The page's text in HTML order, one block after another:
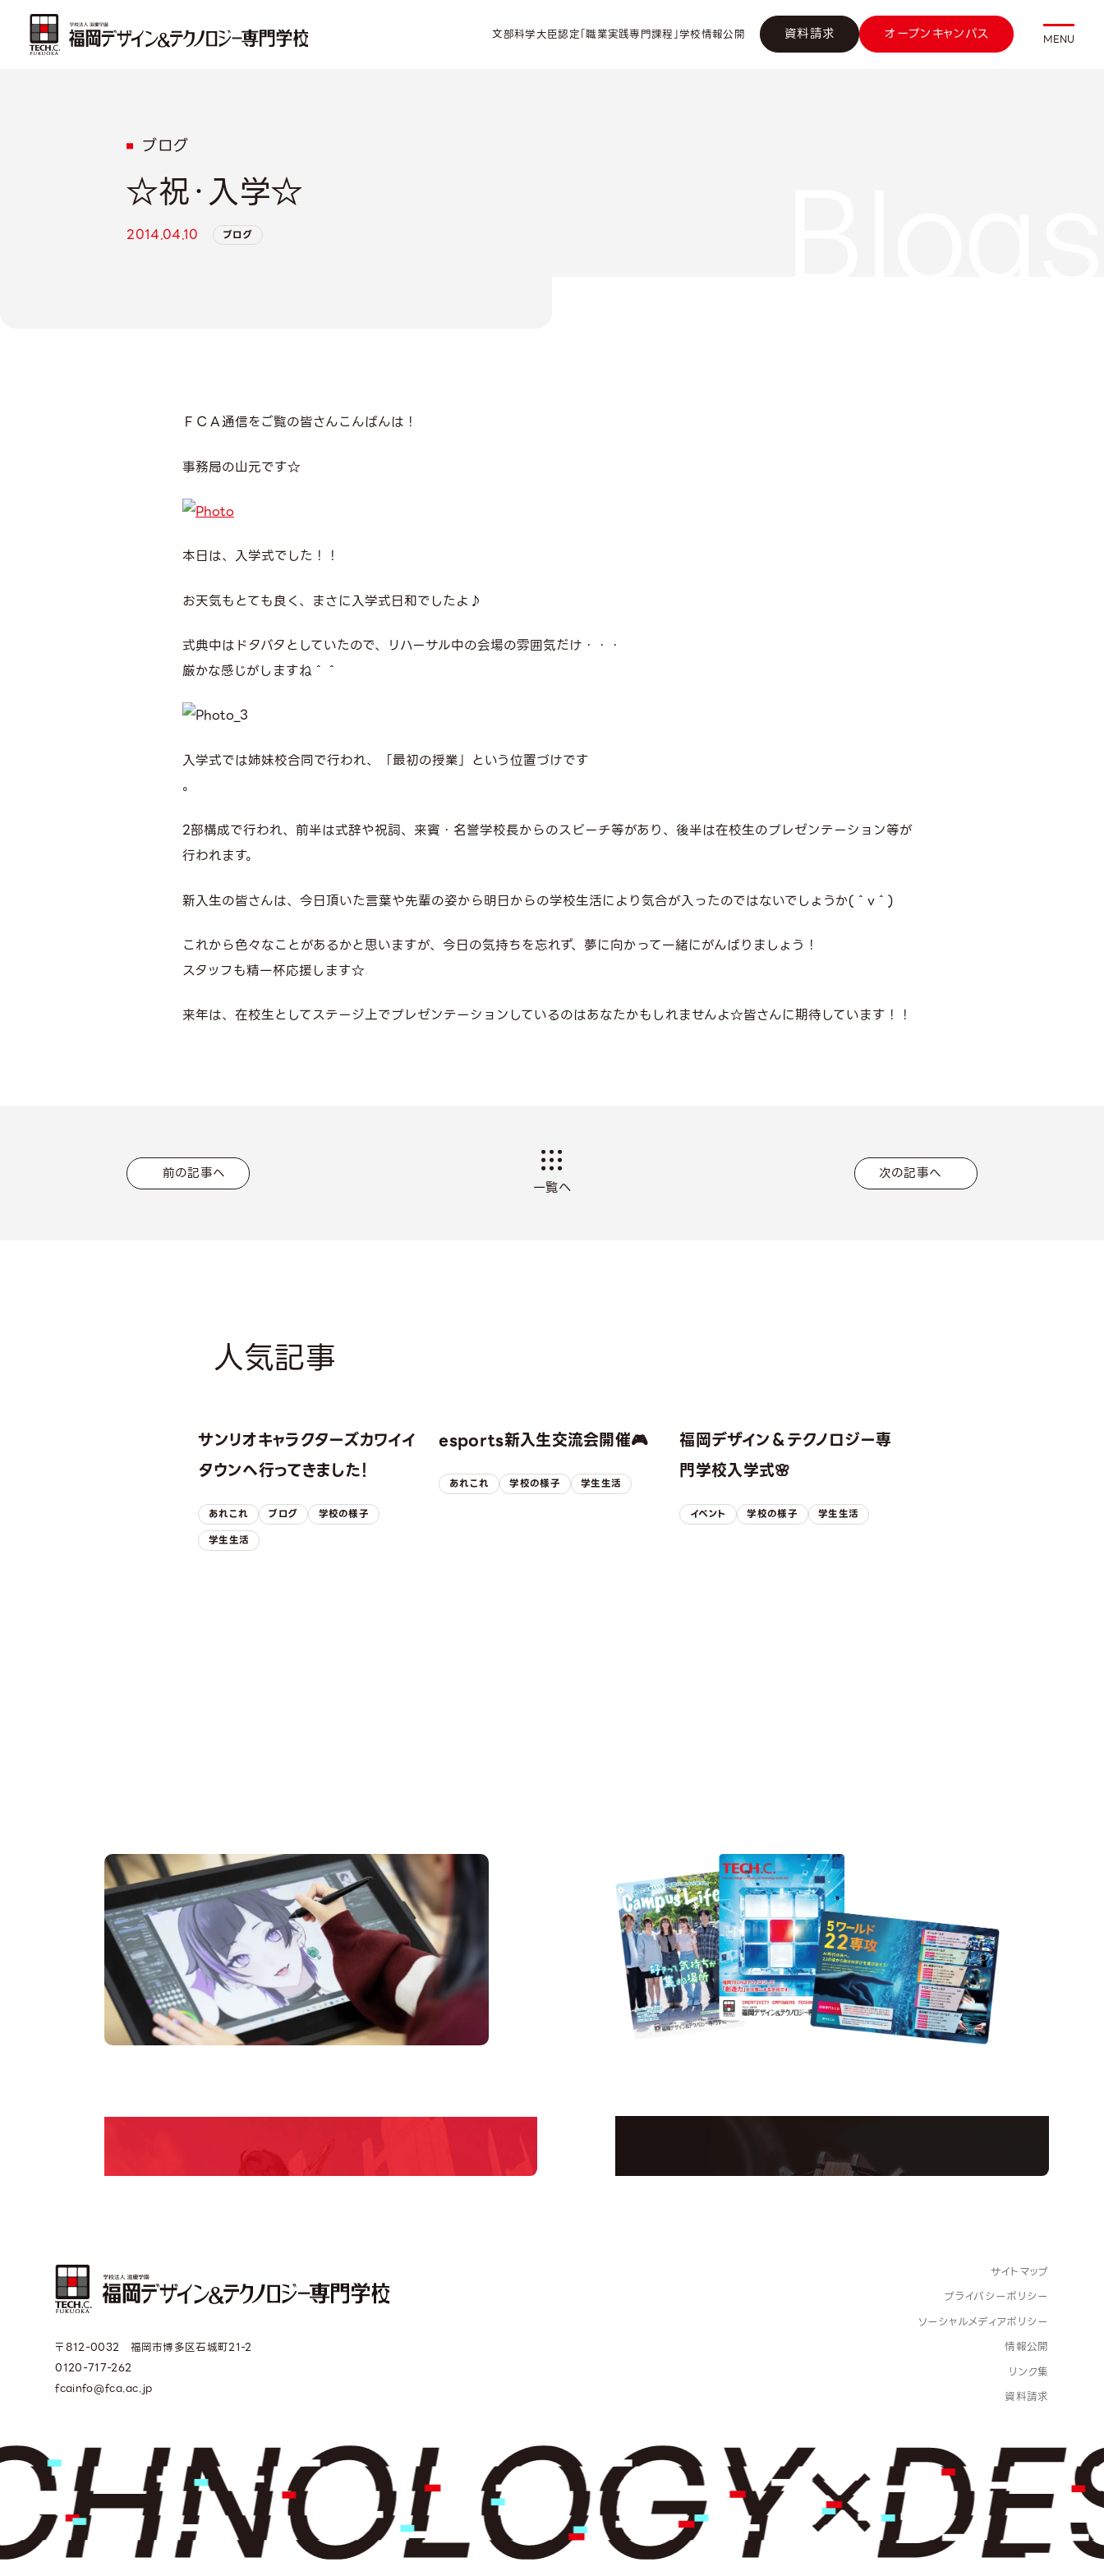
文部科学大臣認定「職業実践専門課程」学校情報公開 資料請求 オープンキャンパス MENU
ブログ
☆祝・入学☆
2014.04.10 ブログ
ＦＣＡ通信をご覧の皆さんこんばんは！
事務局の山元です☆
本日は、入学式でした！！
お天気もとても良く、まさに入学式日和でしたよ♪
式典中はドタバタとしていたので、リハーサル中の会場の雰囲気だけ・・・
厳かな感じがしますね＾＾
入学式では姉妹校合同で行われ、「最初の授業」という位置づけです
。
2部構成で行われ、前半は式辞や祝詞、来賓・名誉学校長からのスピーチ等があり、後半は在校生のプレゼンテーション等が
行われます。
新入生の皆さんは、今日頂いた言葉や先輩の姿から明日からの学校生活により気合が入ったのではないでしょうか(＾v＾)
これから色々なことがあるかと思いますが、今日の気持ちを忘れず、夢に向かって一緒にがんばりましょう！
スタッフも精一杯応援します☆
来年は、在校生としてステージ上でプレゼンテーションしているのはあなたかもしれませんよ☆皆さんに期待しています！！
前の記事へ
一覧へ
次の記事へ
人気記事
サンリオキャラクターズカワイイ
タウンへ行ってきました！
あれこれ ブログ
学校の様子
学生生活
esports新入生交流会開催🎮
あれこれ 学校の様子 学生生活
福岡デザイン＆テクノロジー専
門学校入学式🌸
イベント 学校の様子 学生生活
Campus Open Campus
Request Information
〒812-0032 福岡市博多区石城町21-2
0120-717-262
fcainfo@fca.ac.jp
サイトマップ
プライバシーポリシー
ソーシャルメディアポリシー
情報公開
リンク集
資料請求